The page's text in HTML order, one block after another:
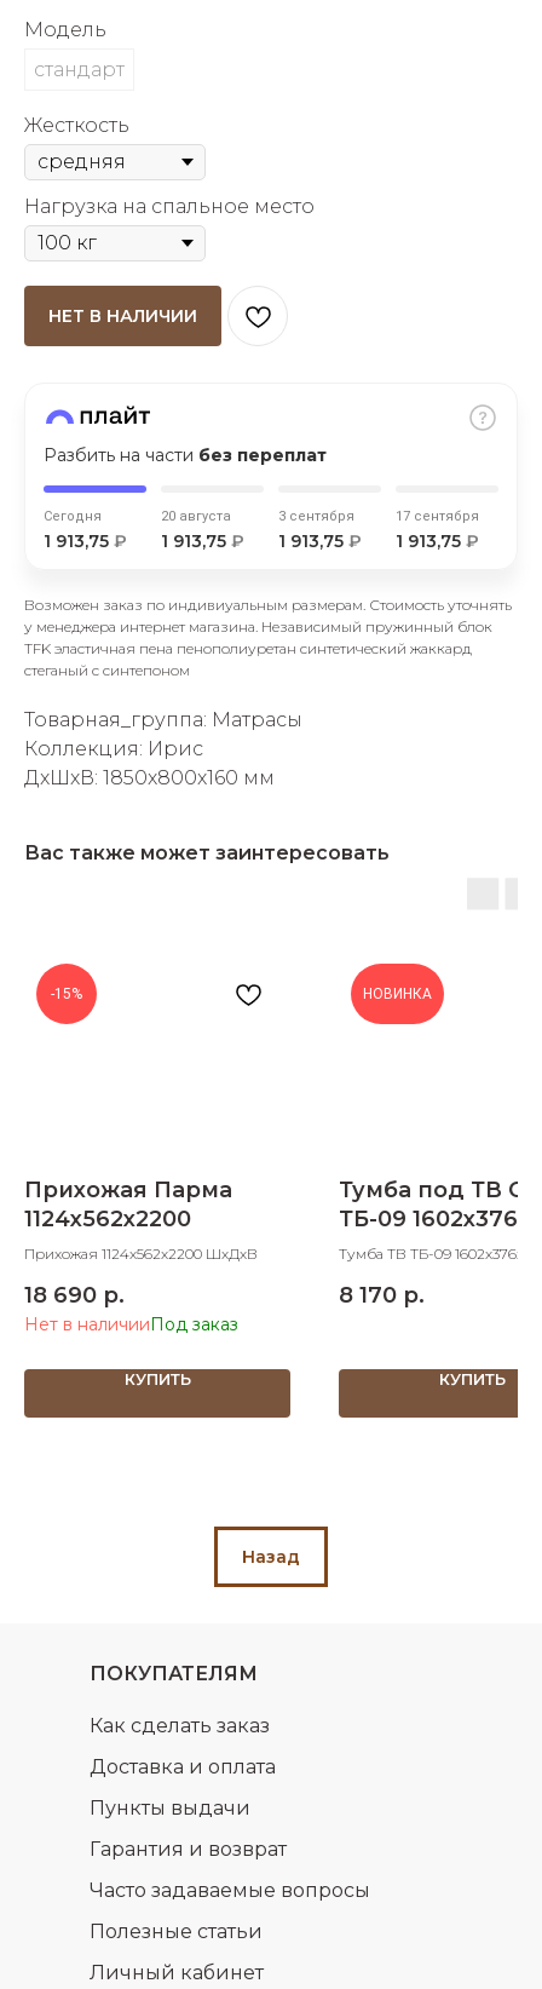
Модель
стандарт
Жесткость
Нагрузка на спальное место
НЕТ В НАЛИЧИИ
Разбить на части без переплат
Сегодня
1 913,75 ₽
20 августа
1 913,75 ₽
3 сентября
1 913,75 ₽
17 сентября
1 913,75 ₽
об оплате Плайтом
недели
Остались вопросы?
8 800 302-02-51
plait.ru
Возможен заказ по индивиуальным размерам. Стоимость уточнять
у менеджера интернет магазина. Независимый пружинный блок
TFK эластичная пена пенополиуретан синтетический жаккард
стеганый с синтепоном
Товарная_группа: Матрасы
Коллекция: Ирис
ДxШxВ: 1850x800x160 мм
Вас также может заинтересовать
-15%
Прихожая Парма
1124х562х2200
Прихожая 1124х562х2200 ШхДхВ
18 690 р.
Нет в наличии
КУПИТЬ
НОВИНКА
Тумба под ТВ
ТБ-09
Тумба ТВ ТБ-09
8 170 р.
КУПИТЬ
Назад
ПОКУПАТЕЛЯМ
Доставка и оплата
Часто задаваемые вопросы
Гарантия и возврат
Полезные статьи
Пункты выдачи
Как сделать заказ
Личный кабинет